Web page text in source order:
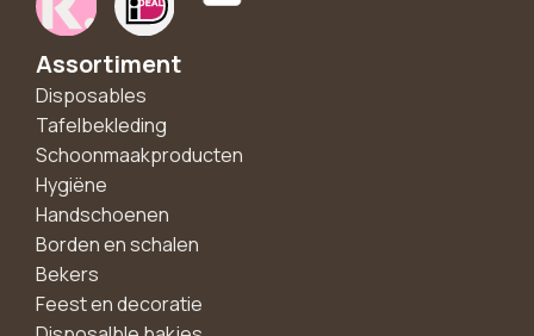
Assortiment
Disposables
Tafelbekleding
Schoonmaakproducten
Hygiëne
Handschoenen
Borden en schalen
Bekers
Feest en decoratie